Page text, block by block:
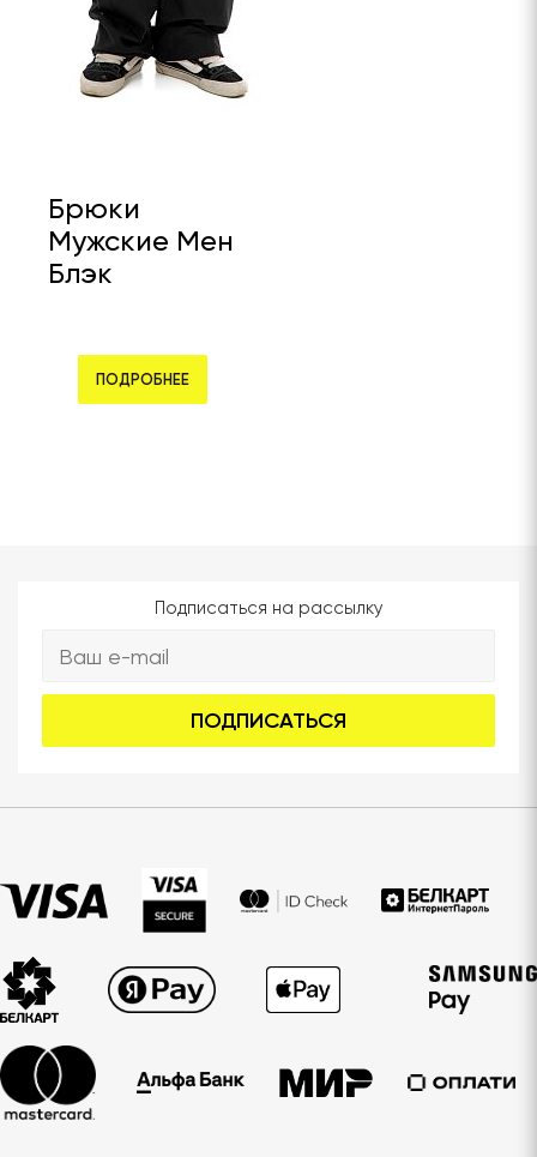
Брюки
Мужские Мен
Блэк
ПОДРОБНЕЕ
Подписаться на рассылку
ПОДПИСАТЬСЯ